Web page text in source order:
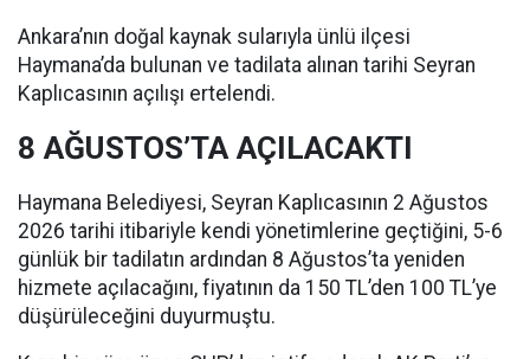
Ankara’nın doğal kaynak sularıyla ünlü ilçesi
Haymana’da bulunan ve tadilata alınan tarihi Seyran
Kaplıcasının açılışı ertelendi.
8 AĞUSTOS’TA AÇILACAKTI
Haymana Belediyesi, Seyran Kaplıcasının 2 Ağustos
2026 tarihi itibariyle kendi yönetimlerine geçtiğini, 5-6
günlük bir tadilatın ardından 8 Ağustos’ta yeniden
hizmete açılacağını, fiyatının da 150 TL’den 100 TL’ye
düşürüleceğini duyurmuştu.